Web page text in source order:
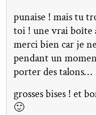
punaise ! mais tu
toi ! une vrai boîte
merci bien car je
pendant un
porter des talons…
grosses bises ! et
🙂